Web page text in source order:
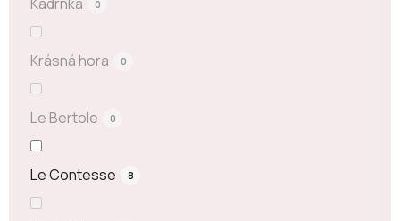
0
Krásná hora 0
Le Bertole 0
Le Contesse 8